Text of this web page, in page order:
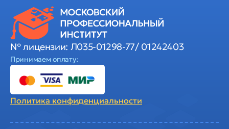
№ лицензии: Л035-01298-77/ 01242403
Принимаем оплату:
Политика конфиденциальности